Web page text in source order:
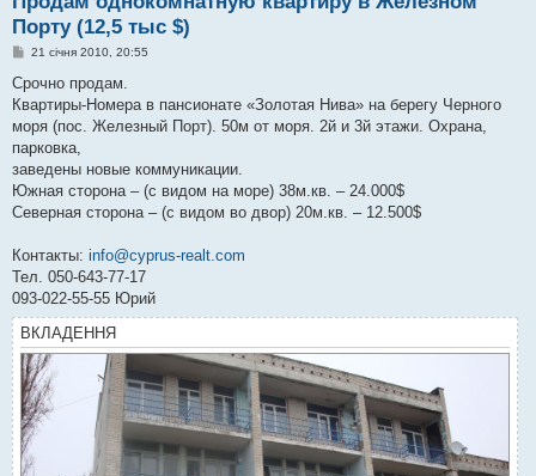
Порту (12,5 тыс $)
П
в
д
о
м
л
е
н
я
21 січня 2010, 20:55
Срочно продам.
Квартиры-Номера в пансионате «Золотая Нива» на берегу Черного
моря (пос. Железный Порт). 50м от моря. 2й и 3й этажи. Охрана,
парковка,
заведены новые коммуникации.
Южная сторона – (с видом на море) 38м.кв. – 24.000$
Северная сторона – (с видом во двор) 20м.кв. – 12.500$
Контакты: info@cyprus-realt.com
Тел. 050-643-77-17
093-022-55-55 Юрий
ВКЛАДЕННЯ